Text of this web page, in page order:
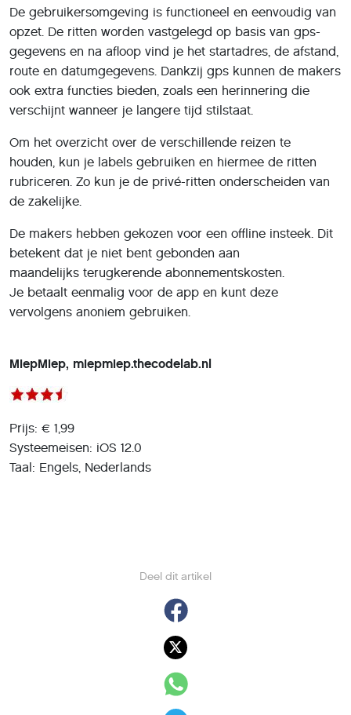
Deel dit artikel
De gebruikersomgeving is functioneel en eenvoudig van
opzet. De ritten worden vastgelegd op basis van gps-
gegevens en na afloop vind je het startadres, de afstand,
route en datumgegevens. Dankzij gps kunnen de makers
ook extra functies bieden, zoals een herinnering die
verschijnt wanneer je langere tijd stilstaat.
Om het overzicht over de verschillende reizen te
houden, kun je labels gebruiken en hiermee de ritten
rubriceren. Zo kun je de privé-ritten onderscheiden van
de zakelijke.
De makers hebben gekozen voor een offline insteek. Dit
betekent dat je niet bent gebonden aan
maandelijks terugkerende abonnementskosten.
Je betaalt eenmalig voor de app en kunt deze
vervolgens anoniem gebruiken.
MiepMiep, miepmiep.thecodelab.nl
Prijs: € 1,99
Systeemeisen: iOS 12.0
Taal: Engels, Nederlands